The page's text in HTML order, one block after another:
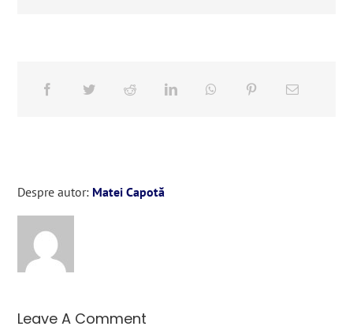
Despre autor: Matei Capotă
Leave A Comment